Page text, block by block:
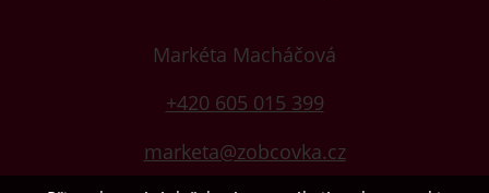
Markéta Macháčová
+420 605 015 399
marketa@zobcovka.cz